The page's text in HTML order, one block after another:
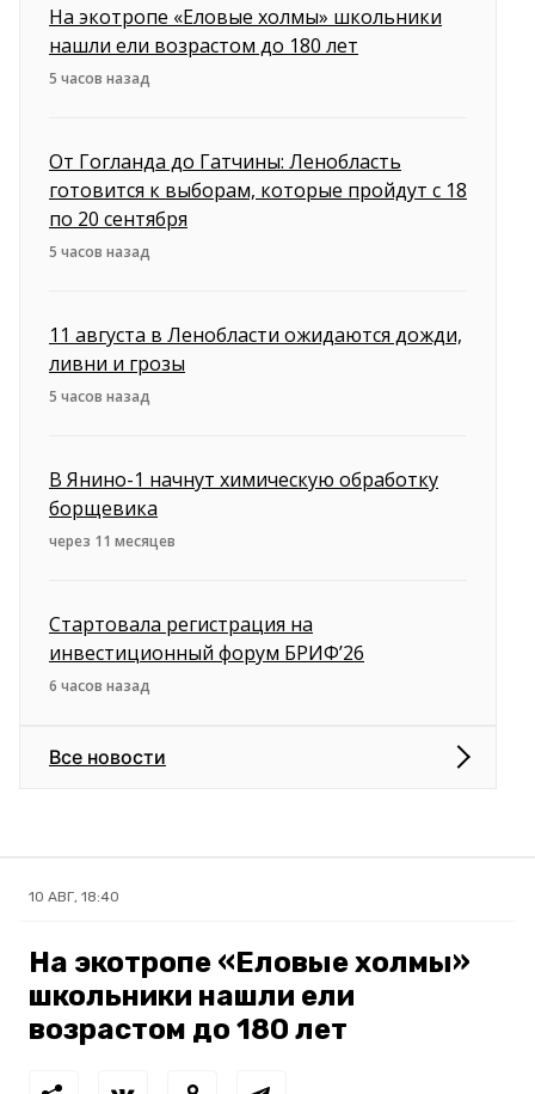
На экотропе «Еловые холмы» школьники
нашли ели возрастом до 180 лет
5 часов назад
От Гогланда до Гатчины: Ленобласть
готовится к выборам, которые пройдут с 18
по 20 сентября
5 часов назад
11 августа в Ленобласти ожидаются дожди,
ливни и грозы
5 часов назад
В Янино-1 начнут химическую обработку
борщевика
через 11 месяцев
Стартовала регистрация на
инвестиционный форум БРИФ’26
6 часов назад
Все новости
10 АВГ, 18:40
На экотропе «Еловые холмы»
школьники нашли ели
возрастом до 180 лет